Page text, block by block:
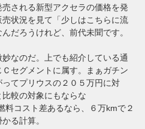
される新型アクセラの価格を発
状況を見て「少しはこちらに流
だろうけれど、前代未聞です。
なのだ。上でも紹介している通
セグメントに属す。まぁガチン
てプリウスの２０５万円に対
較の対象にもならな
料コスト差あるなら、６万kmで２
る計算。